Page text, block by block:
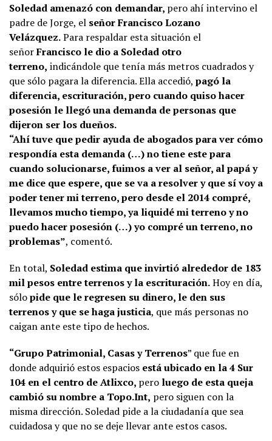
Soledad amenazó con demandar, pero ahí intervino el
padre de Jorge, el señor Francisco Lozano
Velázquez.Para respaldar esta situación el
señorFrancisco le dio a Soledad otro
terreno, indicándole que tenía más metros cuadrados y
que sólo pagara la diferencia. Ella accedió, pagó la
diferencia, escrituración, pero cuando quiso hacer
posesión le llegó una demanda de personas que
dijeron ser los dueños.
“Ahí tuve que pedir ayuda de abogados para ver cómo
respondía esta demanda (…) no tiene este para
cuando solucionarse, fuimos a ver al señor, al papá y
me dice que espere, que se va a resolver y que sí voy a
poder tener mi terreno, pero desde el 2014 compré,
llevamos mucho tiempo, ya liquidé mi terreno y no
puedo hacer posesión (…) yo compré un terreno, no
problemas”, comentó.
En total, Soledad estima que invirtió alrededor de 183
mil pesos entre terrenos y la escrituración.Hoy en día,
sólopide que le regresen su dinero, le den sus
terrenos y que se haga justicia, que más personas no
caigan ante este tipo de hechos.
“Grupo Patrimonial, Casas y Terrenos” que fue en
donde adquirió estos espacios está ubicado en la 4 Sur
104 en el centro de Atlixco, pero luego de esta queja
cambió su nombre a Topo.Int, pero siguen con la
misma dirección. Soledad pide a la ciudadanía que sea
cuidadosa y que no se deje llevar ante estos casos.